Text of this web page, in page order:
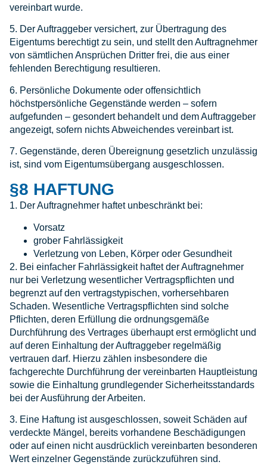
vereinbart wurde.
5. Der Auftraggeber versichert, zur Übertragung des
Eigentums berechtigt zu sein, und stellt den Auftragnehmer
von sämtlichen Ansprüchen Dritter frei, die aus einer
fehlenden Berechtigung resultieren.
6. Persönliche Dokumente oder offensichtlich
höchstpersönliche Gegenstände werden – sofern
aufgefunden – gesondert behandelt und dem Auftraggeber
angezeigt, sofern nichts Abweichendes vereinbart ist.
7. Gegenstände, deren Übereignung gesetzlich unzulässig
ist, sind vom Eigentumsübergang ausgeschlossen.
§8 HAFTUNG
1. Der Auftragnehmer haftet unbeschränkt bei:
Vorsatz
grober Fahrlässigkeit
Verletzung von Leben, Körper oder Gesundheit
2. Bei einfacher Fahrlässigkeit haftet der Auftragnehmer
nur bei Verletzung wesentlicher Vertragspflichten und
begrenzt auf den vertragstypischen, vorhersehbaren
Schaden. Wesentliche Vertragspflichten sind solche
Pflichten, deren Erfüllung die ordnungsgemäße
Durchführung des Vertrages überhaupt erst ermöglicht und
auf deren Einhaltung der Auftraggeber regelmäßig
vertrauen darf. Hierzu zählen insbesondere die
fachgerechte Durchführung der vereinbarten Hauptleistung
sowie die Einhaltung grundlegender Sicherheitsstandards
bei der Ausführung der Arbeiten.
3. Eine Haftung ist ausgeschlossen, soweit Schäden auf
verdeckte Mängel, bereits vorhandene Beschädigungen
oder auf einen nicht ausdrücklich vereinbarten besonderen
Wert einzelner Gegenstände zurückzuführen sind.